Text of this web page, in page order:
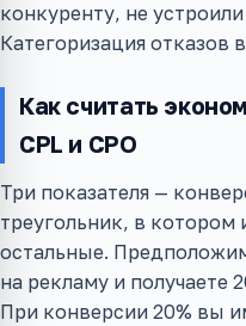
конкуренту, не
Категоризация
Как считать
CPL и CPO
Три показателя —
треугольник, в котором
остальные.
на рекламу и получаете
При конверсии 20% вы